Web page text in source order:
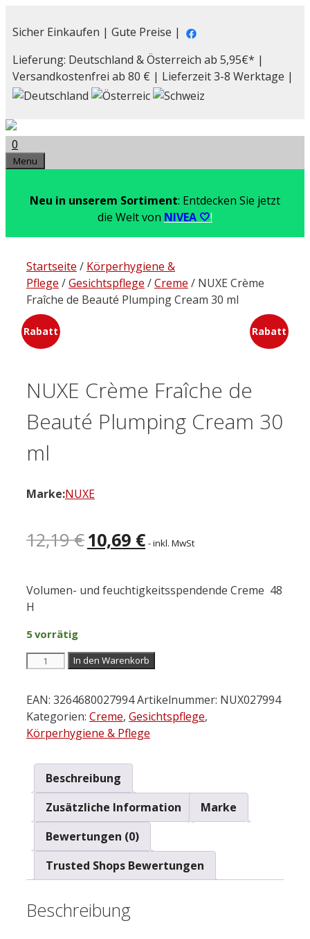
Inhalt
Sicher Einkaufen | Gute Preise |
Lieferung: Deutschland & Österreich ab 5,95€* |
Versandkostenfrei ab 80 € | Lieferzeit 3-8 Werktage |
0
Menu
Neu in unserem Sortiment: Entdecken Sie jetzt
die Welt von NIVEA 🤍!
Startseite / Körperhygiene &
Pflege /Gesichtspflege /Creme / NUXE Crème
Fraîche de Beauté Plumping Cream 30 ml
Rabatt
NUXE Crème Fraîche de
Beauté Plumping Cream 30
ml
Marke:NUXE
12,19€ Ursprünglicher
Preis
12,19 €
10,69 €Aktueller
Preis
10,69 €.
- inkl. MwSt
Volumen- und feuchtigkeitsspendende Creme 48
H
5 vorrätig
NUXE
Fraîche
de
Beauté
Plumping
ml
Menge
In den Warenkorb
EAN: 3264680027994Artikelnummer: NUX027994
Kategorien: Creme, Gesichtspflege,
Körperhygiene & Pflege
Beschreibung
Zusätzliche Information
Marke
Bewertungen (0)
Trusted Shops Bewertungen
Beschreibung
Rabatt